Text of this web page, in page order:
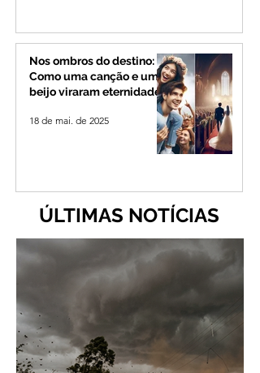
Nos ombros do destino:
Como uma canção e um
beijo viraram eternidade
18 de mai. de 2025
ÚLTIMAS NOTÍCIAS